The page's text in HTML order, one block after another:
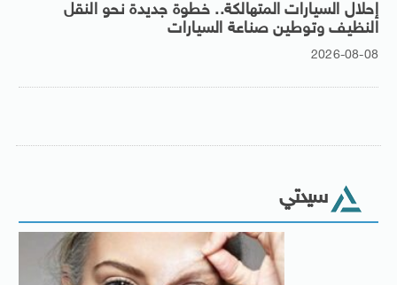
إحلال السيارات المتهالكة.. خطوة جديدة نحو النقل
النظيف وتوطين صناعة السيارات
2026-08-08
سيدتي